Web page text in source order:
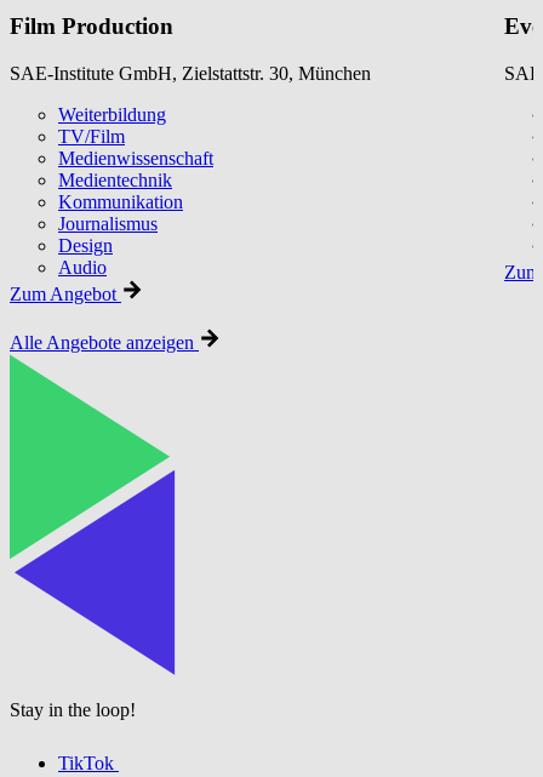
Film Production
SAE-Institute GmbH, Zielstattstr. 30, München
Weiterbildung
TV/Film
Medienwissenschaft
Medientechnik
Kommunikation
Journalismus
Design
Audio
Zum Angebot
Alle Angebote anzeigen
Stay in the loop!
TikTok